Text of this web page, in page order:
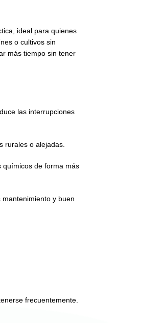
ideal para quienes
o cultivos sin
más tiempo sin tener
las interrupciones
rurales o alejadas.
químicos de forma más
y buen
frecuentemente.